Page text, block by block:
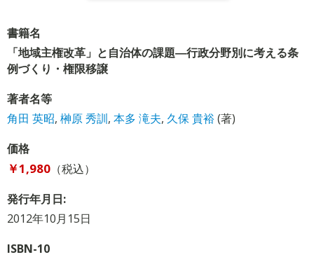
書籍名
「地域主権改革」と自治体の課題―行政分野別に考える条
例づくり・権限移譲
著者名等
角田 英昭, 榊原 秀訓, 本多 滝夫, 久保 貴裕(著)
価格
￥1,980（税込）
発行年月日:
2012年10月15日
ISBN-10